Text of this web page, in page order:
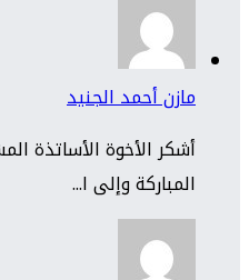
مازن أحمد الجنيد
أشكر الأخوة الأساتذة
المباركة وإلى ا...